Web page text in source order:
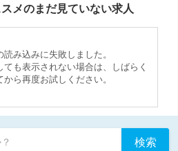
メのまだ見ていない求人
読み込みに失敗しました。
ても表示されない場合は、しばらく
から再度お試しください。
検索